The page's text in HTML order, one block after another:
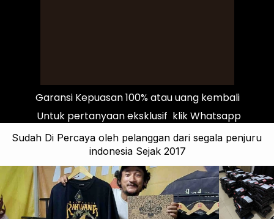
Garansi Kepuasan 100% atau uang kembali
Untuk pertanyaan eksklusif  klik Whatsapp
Sudah Di Percaya oleh pelanggan dari segala penjuru
indonesia Sejak 2017